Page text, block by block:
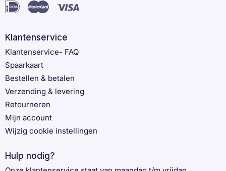
Klantenservice
Klantenservice- FAQ
Spaarkaart
Bestellen & betalen
Verzending & levering
Retourneren
Mijn account
Wijzig cookie instellingen
Hulp nodig?